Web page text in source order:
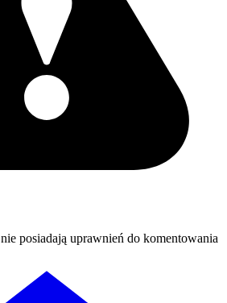
nie posiadają uprawnień do komentowania